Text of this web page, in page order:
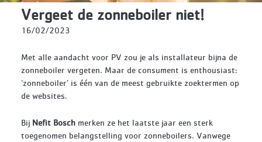
Vergeet de zonneboiler niet!
16/02/2023
Met alle aandacht voor PV zou je als installateur bijna de
zonneboiler vergeten. Maar de consument is enthousiast:
‘zonneboiler’ is één van de meest gebruikte zoektermen op
de websites.
Bij Nefit Bosch merken ze het laatste jaar een sterk
toegenomen belangstelling voor zonneboilers. Vanwege